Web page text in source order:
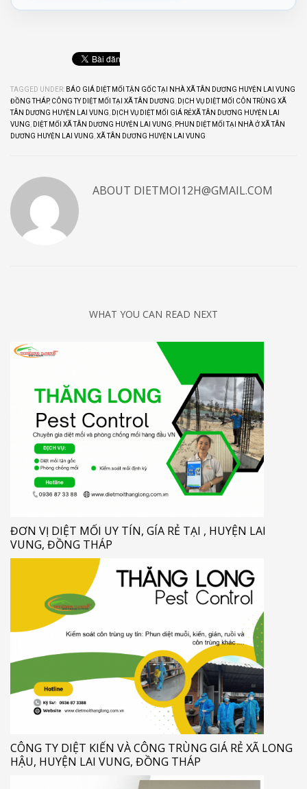
TAGGED UNDER: BÁO GIÁ DIỆT MỐI TẬN GỐC TẠI NHÀ XÃ TÂN DƯƠNG HUYỆN LAI VUNG
ĐỒNG THÁP, CÔNG TY DIỆT MỐI TẠI XÃ TÂN DƯƠNG
DỊCH VỤ DIỆT MỐI CÔN TRÙNG XÃ
TÂN DƯƠNG HUYỆN LAI VUNG
DỊCH VỤ DIỆT MỐI GIÁ RẺXÃ TÂN DƯƠNG HUYỆN LAI
VUNG
DIỆT MỐI XÃ TÂN DƯƠNG HUYỆN LAI VUNG
PHUN DIỆT MỐI TẠI NHÀ Ở XÃ TÂN
DƯƠNG HUYỆN LAI VUNG XÃ TÂN DƯƠNG HUYỆN LAI VUNG
ABOUT DIETMOI12H@GMAIL.COM
WHAT YOU CAN READ NEXT
ĐƠN VỊ DIỆT MỐI UY TÍN, GÍA RẺ TẠI , HUYỆN LAI
VUNG, ĐỒNG THÁP
CÔNG TY DIỆT KIẾN VÀ CÔNG TRÙNG GIÁ RẺ XÃ LONG
HẬU, HUYỆN LAI VUNG, ĐỒNG THÁP